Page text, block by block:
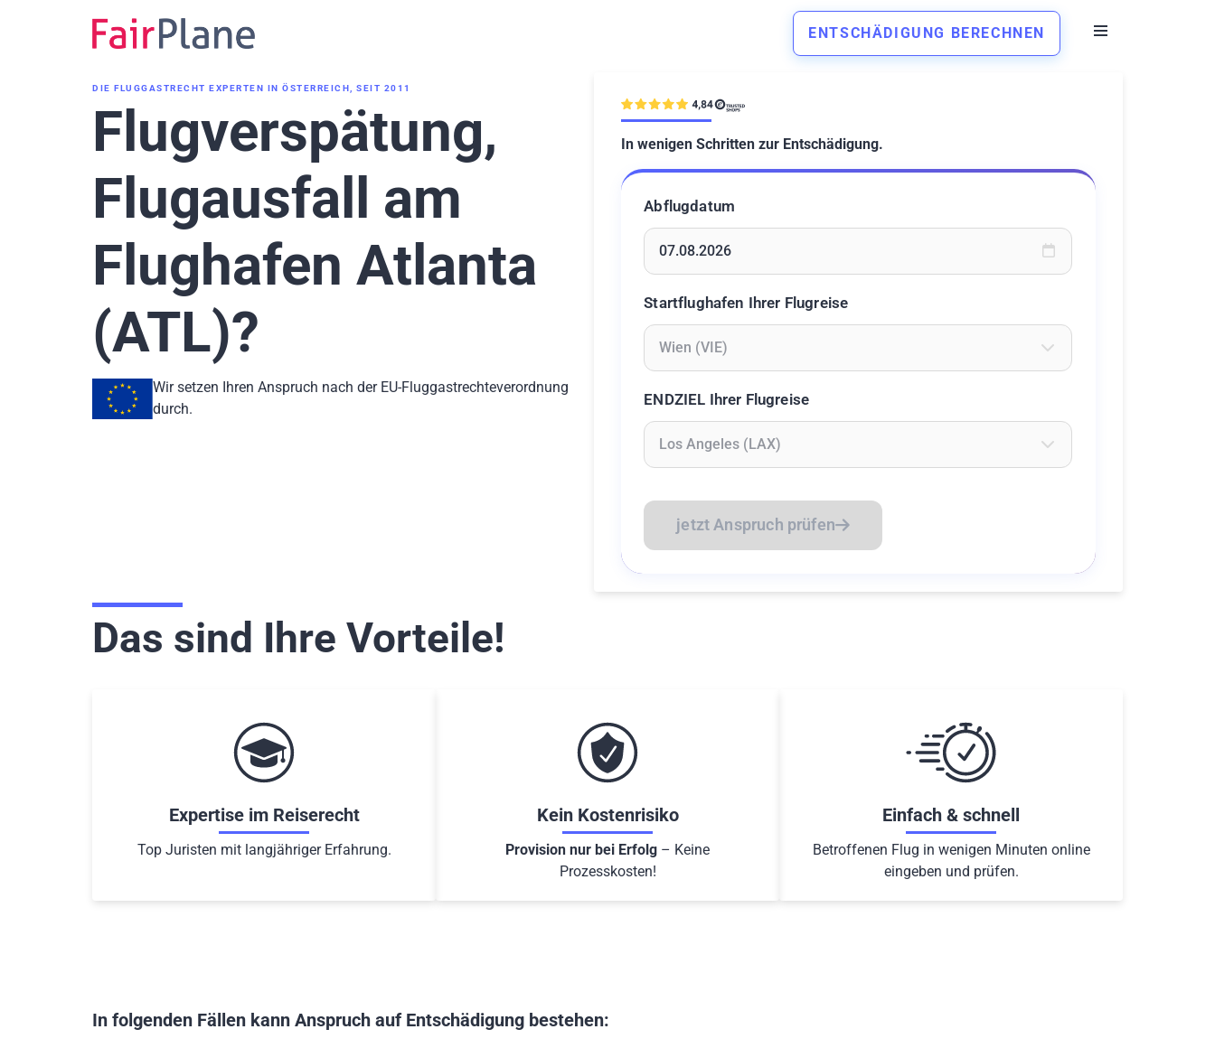
ENTSCHÄDIGUNG BERECHNEN
DIE FLUGGASTRECHT EXPERTEN IN ÖSTERREICH, SEIT 2011
Flugverspätung,
Flugausfall am
Flughafen Atlanta
(ATL)?
Wir setzen Ihren Anspruch nach der EU-Fluggastrechteverordnung
durch.
In wenigen Schritten zur Entschädigung.
Abflugdatum
Startflughafen Ihrer Flugreise
ENDZIEL Ihrer Flugreise
jetzt Anspruch prüfen
Das sind Ihre Vorteile!
Expertise im Reiserecht
Top Juristen mit langjähriger Erfahrung.
Kein Kostenrisiko
Provision nur bei Erfolg – Keine
Prozesskosten!
Einfach & schnell
Betroffenen Flug in wenigen Minuten online
eingeben und prüfen.
In folgenden Fällen kann Anspruch auf Entschädigung bestehen: